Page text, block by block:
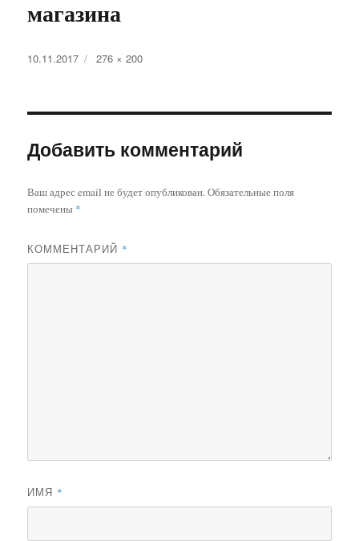
магазина
Опубликовано
10.11.2017
Полный
276 × 200
Добавить комментарий
Ваш адрес email не будет опубликован.Обязательные поля
помечены *
КОММЕНТАРИЙ *
ИМЯ *